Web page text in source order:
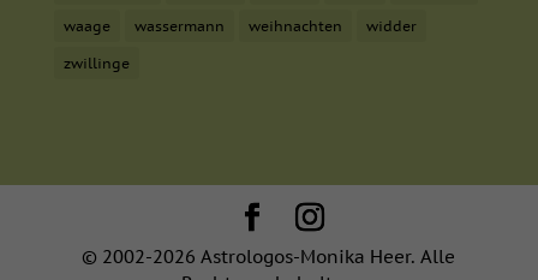
waage wassermann weihnachten widder
zwillinge
© 2002-2026 Astrologos-Monika Heer. Alle